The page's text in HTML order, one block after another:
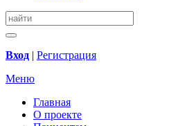
Вход | Регистрация
Меню
Главная
О проекте